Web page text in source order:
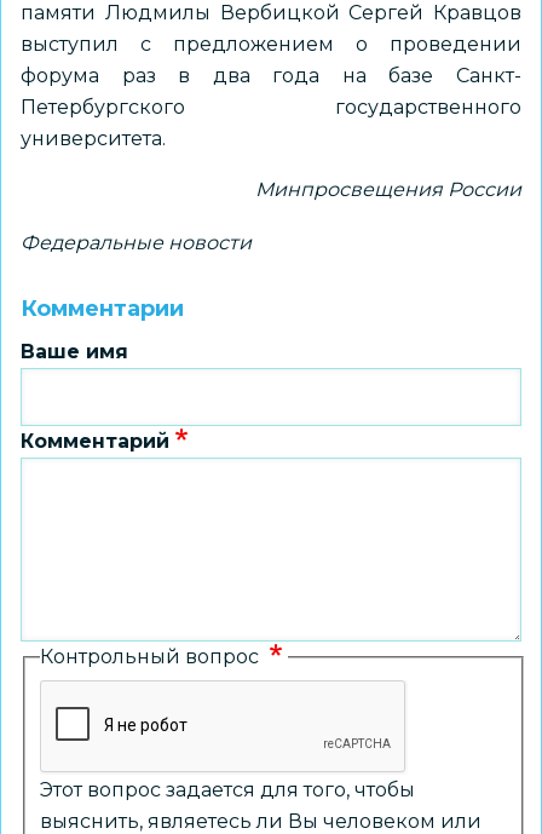
памяти Людмилы Вербицкой Сергей Кравцов
выступил с предложением о проведении
форума раз в два года на базе Санкт-
Петербургского государственного
университета.
Минпросвещения России
Федеральные новости
Комментарии
Ваше имя
Комментарий
Контрольный вопрос
Этот вопрос задается для того, чтобы
выяснить, являетесь ли Вы человеком или